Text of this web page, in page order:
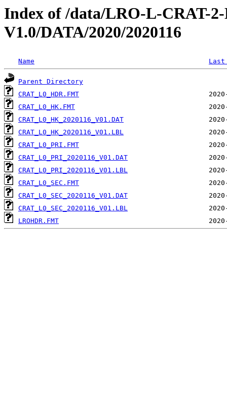
Index of /data/LRO-L-CRAT-
V1.0/DATA/2020/2020116
Name
Parent Directory
CRAT_L0_HDR.FMT
CRAT_L0_HK.FMT
CRAT_L0_HK_2020116_V01.DAT
CRAT_L0_HK_2020116_V01.LBL
CRAT_L0_PRI.FMT
CRAT_L0_PRI_2020116_V01.DAT
CRAT_L0_PRI_2020116_V01.LBL
CRAT_L0_SEC.FMT
CRAT_L0_SEC_2020116_V01.DAT
CRAT_L0_SEC_2020116_V01.LBL
LROHDR.FMT